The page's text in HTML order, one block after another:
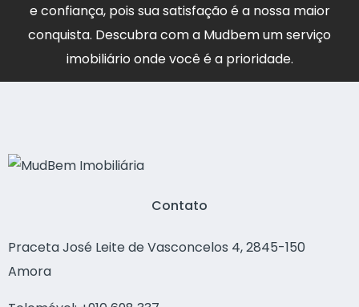
e confiança, pois sua satisfação é a nossa maior
conquista. Descubra com a Mudbem um serviço
imobiliário onde você é a prioridade.
Contato
Praceta José Leite de Vasconcelos 4, 2845-150
Amora